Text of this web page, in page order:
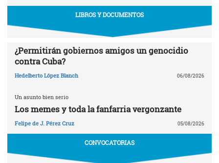
LIBROS Y DOCUMENTOS
¿Permitirán gobiernos amigos un genocidio
contra Cuba?
Hedelberto López Blanch 06/08/2026
Un asunto bien serio
Los memes y toda la fanfarria vergonzante
Felipe de J. Pérez Cruz 05/08/2026
CONVOCATORIAS